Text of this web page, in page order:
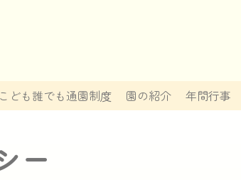
こども誰でも通園制度 園の紹介 年間行事
ー